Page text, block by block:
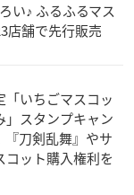
い♪ ふるふるマス
店舗で先行販売
「いちごマスコッ
」スタンプキャン
『刀剣乱舞』やサ
コット購入権利を